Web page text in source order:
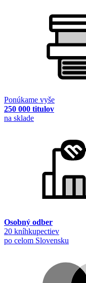
Ponúkame vyše
250 000 titulov
na sklade
Osobný odber
20 kníhkupectiev
po celom Slovensku